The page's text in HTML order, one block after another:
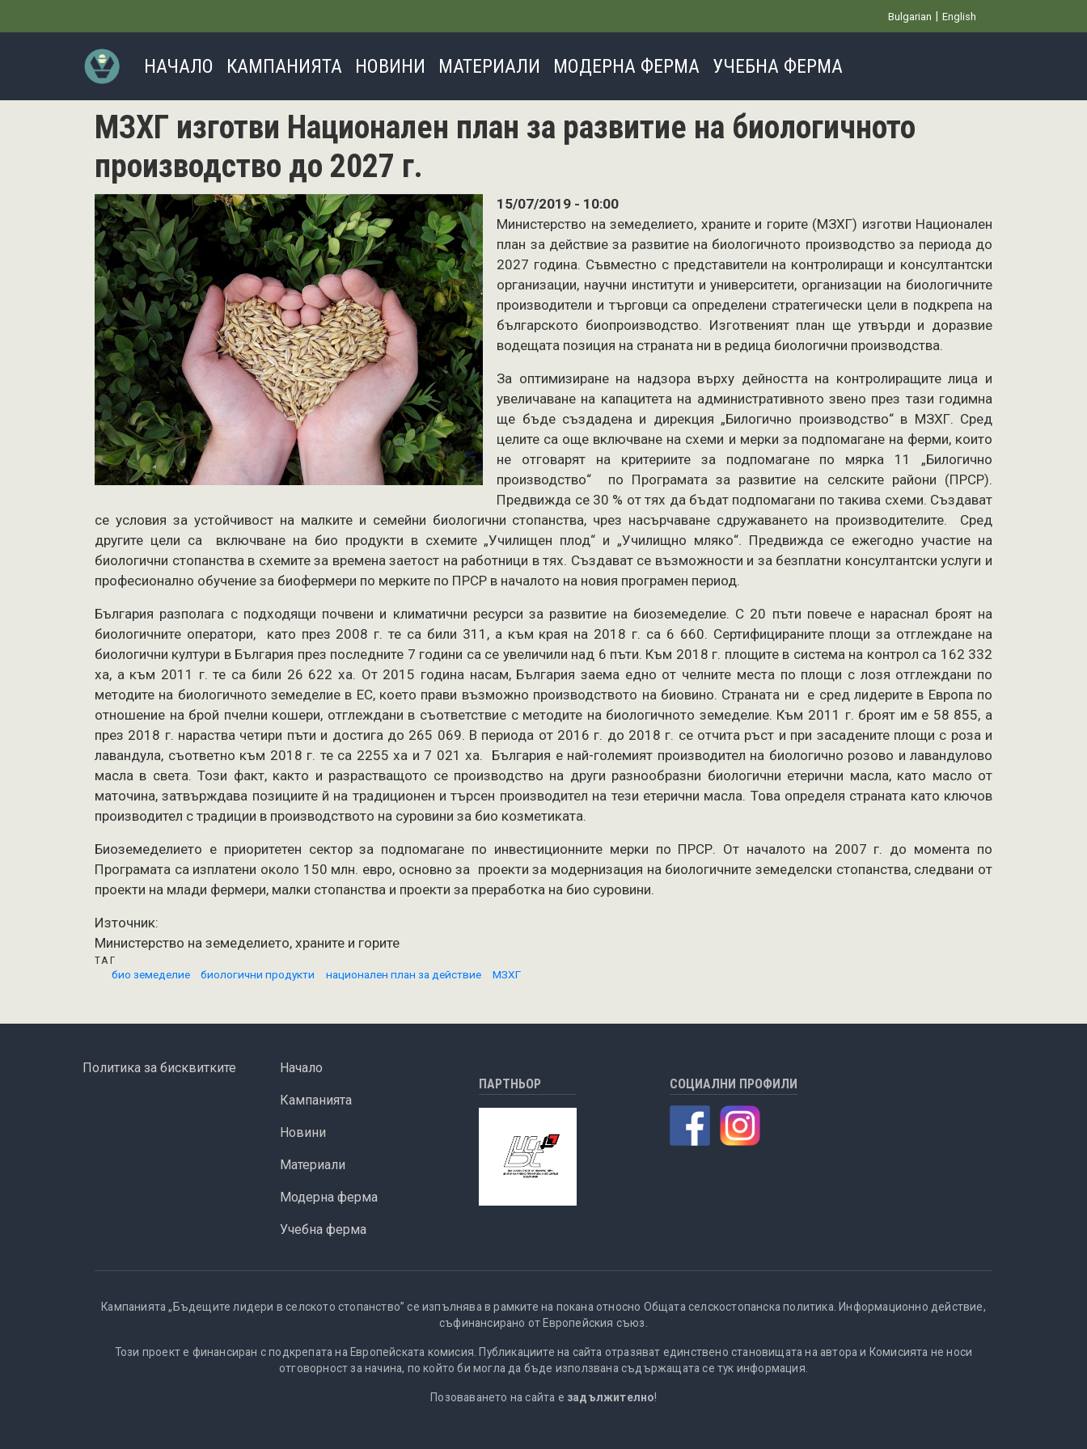
към
съдържание
Bulgarian English
Основна навигация
НАЧАЛО КАМПАНИЯТА НОВИНИ МАТЕРИАЛИ МОДЕРНА ФЕРМА УЧЕБНА ФЕРМА
МЗХГ изготви Национален план за развитие на биологичното
производство до 2027 г.
15/07/2019 - 10:00
Министерство на земеделието, храните и горите (МЗХГ) изготви Национален
план за действие за развитие на биологичното производство за периода до
2027 година. Съвместно с представители на контролиращи и консултантски
организации, научни институти и университети, организации на биологичните
производители и търговци са определени стратегически цели в подкрепа на
българското биопроизводство. Изготвеният план ще утвърди и доразвие
водещата позиция на страната ни в редица биологични производства.
За оптимизиране на надзора върху дейността на контролиращите лица и
увеличаване на капацитета на административното звено през тази годимна
ще бъде създадена и дирекция „Билогично производство“ в МЗХГ. Сред
целите са още включване на схеми и мерки за подпомагане на ферми, които
не отговарят на критериите за подпомагане по мярка 11 „Билогично
производство“ по Програмата за развитие на селските райони (ПРСР).
Предвижда се 30 % от тях да бъдат подпомагани по такива схеми. Създават
се условия за устойчивост на малките и семейни биологични стопанства, чрез насърчаване сдружаването на производителите. Сред
другите цели са включване на био продукти в схемите „Училищен плод“ и „Училищно мляко“. Предвижда се ежегодно участие на
биологични стопанства в схемите за времена заетост на работници в тях. Създават се възможности и за безплатни консултантски услуги и
професионално обучение за биофермери по мерките по ПРСР в началото на новия програмен период.
България разполага с подходящи почвени и климатични ресурси за развитие на биоземеделие. С 20 пъти повече е нараснал броят на
биологичните оператори, като през 2008 г. те са били 311, а към края на 2018 г. са 6 660. Сертифицираните площи за отглеждане на
биологични култури в България през последните 7 години са се увеличили над 6 пъти. Към 2018 г. площите в система на контрол са 162 332
ха, а към 2011 г. те са били 26 622 ха. От 2015 година насам, България заема едно от челните места по площи с лозя отглеждани по
методите на биологичното земеделие в ЕС, което прави възможно производството на биовино. Страната ни е сред лидерите в Европа по
отношение на брой пчелни кошери, отглеждани в съответствие с методите на биологичното земеделие. Към 2011 г. броят им е 58 855, а
през 2018 г. нараства четири пъти и достига до 265 069. В периода от 2016 г. до 2018 г. се отчита ръст и при засадените площи с роза и
лавандула, съответно към 2018 г. те са 2255 ха и 7 021 ха. България е най-големият производител на биологично розово и лавандулово
масла в света. Този факт, както и разрастващото се производство на други разнообразни биологични етерични масла, като масло от
маточина, затвърждава позициите й на традиционен и търсен производител на тези етерични масла. Това определя страната като ключов
производител с традиции в производството на суровини за био козметиката.
Биоземеделието е приоритетен сектор за подпомагане по инвестиционните мерки по ПРСР. От началото на 2007 г. до момента по
Програмата са изплатени около 150 млн. евро, основно за проекти за модернизация на биологичните земеделски стопанства, следвани от
проекти на млади фермери, малки стопанства и проекти за преработка на био суровини.
Източник:
Министерство на земеделието, храните и горите
ТАГ
био земеделие
биологични продукти национален план за действие МЗХГ
FOOTER MENU
Политика за бисквитките
ОСНОВНА НАВИГАЦИЯ
Начало
Кампанията
Новини
Материали
Модерна ферма
Учебна ферма
ПАРТНЬОР СОЦИАЛНИ ПРОФИЛИ
Кампанията „Бъдещите лидери в селското стопанство” се изпълнява в рамките на покана относно Общата селскостопанска политика. Информационно действие,
съфинансирано от Европейския съюз.
Този проект е финансиран с подкрепата на Европейската комисия. Публикациите на сайта отразяват единствено становищата на автора и Комисията не носи
отговорност за начина, по който би могла да бъде използвана съдържащата се тук информация.
Позоваването на сайта е задължително!